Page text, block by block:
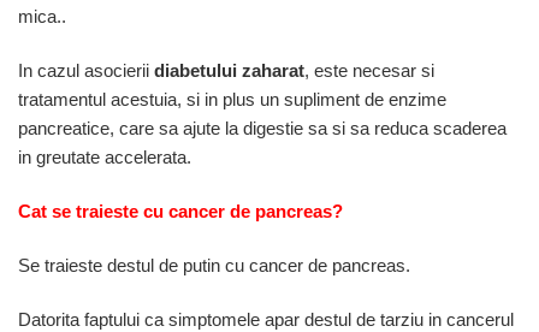
mica..
In cazul asocierii diabetului zaharat, este necesar si
tratamentul acestuia, si in plus un supliment de enzime
pancreatice, care sa ajute la digestie sa si sa reduca scaderea
in greutate accelerata.
Cat se traieste cu cancer de pancreas?
Se traieste destul de putin cu cancer de pancreas.
Datorita faptului ca simptomele apar destul de tarziu in cancerul